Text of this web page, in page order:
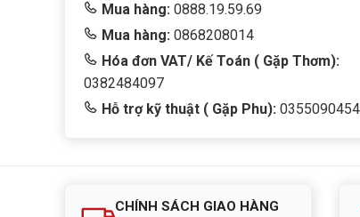
Mua hàng: 0888.19.59.69
Mua hàng: 0868208014
Hóa đơn VAT/ Kế Toán ( Gặp Thơm):
0382484097
Hỗ trợ kỹ thuật ( Gặp Phu): 0355090454
CHÍNH SÁCH GIAO HÀNG